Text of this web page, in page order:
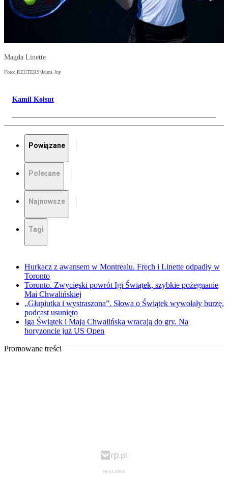
Magda Linette
Foto: REUTERS/Jaimi Joy
Kamil Kołsut
Powiązane
Polecane
Najnowsze
Tagi
Hurkacz z awansem w Montrealu. Fręch i Linette odpadły w
Toronto
Toronto. Zwycięski powrót Igi Świątek, szybkie pożegnanie
Mai Chwalińskiej
„Głupiutka i wystraszona”. Słowa o Świątek wywołały burzę,
podcast usunięto
Iga Świątek i Maja Chwalińska wracają do gry. Na
horyzoncie już US Open
Promowane treści